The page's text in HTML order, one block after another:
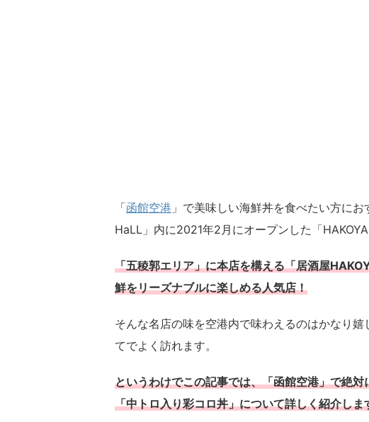
「函館空港 」で美味しい海鮮丼を食べたい方に
HaLL」内に2021年2月にオープンした「HAKOYA
「五稜郭エリア」に本店を構える「居酒屋
鮮をリーズナブルに楽しめる人気店！
そんな名店の味を空港内で味わえるのはかなり
てでよく訪れます。
というわけでこの記事では、「函館空港」で絶
「中トロ入り彩コロ丼」について詳しく紹介しま